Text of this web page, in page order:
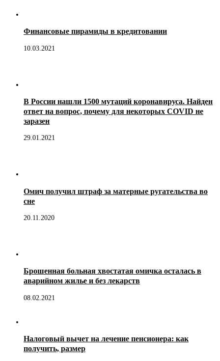
Финансовые пирамиды в кредитовании
10.03.2021
В России нашли 1500 мутаций коронавируса. Найден
ответ на вопрос, почему для некоторых COVID не
заразен
29.01.2021
Омич получил штраф за матерные ругательства во
сне
20.11.2020
Брошенная больная хвостатая омичка осталась в
аварийном жилье и без лекарств
08.02.2021
Налоговый вычет на лечение пенсионера: как
получить, размер